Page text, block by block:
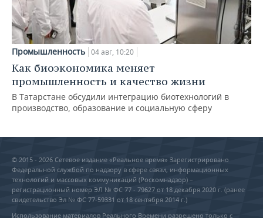
Промышленность 04 авг, 10:20
Как биоэкономика меняет
промышленность и качество жизни
В Татарстане обсудили интеграцию биотехнологий в
производство, образование и социальную сферу
© 2015 - 2026 Сетевое издание «Реальное время» Зарегистрировано
Федеральной службой по надзору в сфере связи, информационных
технологий и массовых коммуникаций (Роскомнадзор) –
регистрационный номер ЭЛ № ФС 77 - 79627 от 18 декабря 2020 г. (ранее
свидетельство Эл № ФС 77-59331 от 18 сентября 2014 г.)
Использование материалов Реального Времени разрешено только с